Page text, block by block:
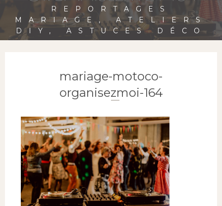
REPORTAGES
MARIAGE, ATELIERS
DIY, ASTUCES DÉCO
mariage-motoco-
organisezmoi-164